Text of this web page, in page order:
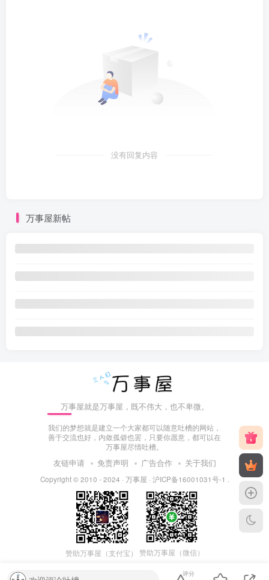
没有回复内容
万事屋新帖
万事屋就是万事屋，既不伟大，也不卑微。
我们的梦想就是建立一个大家都可以随意吐槽的网站，
善于交流也好，内敛孤僻也罢，只要你愿意，都可以在
万事屋尽情吐槽。
友链申请 免责声明 广告合作 关于我们
Copyright © 2010 - 2024 · 万事屋 · 沪ICP备16001031号-1 .
赞助万事屋（支付宝） 赞助万事屋（微信）
评分